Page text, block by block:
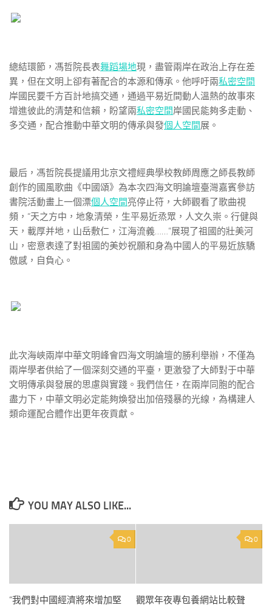
總結環節，馮哲院長表舞蹈場地現，盡管兩岸在政治上存在差
異，但在文明上卻有著配合的本源和傳承。他呼吁兩私密空間
岸國民要千方百計地搞交通，通過平易近間動人溫熱的故事來
增進彼此的清楚和信賴，盼望兩私密空間岸國民能夠多走動、
多交通，配合推動中華文明的傳承與發個人空間展。
最后，馮哲院長提議用北京文禮經典學校教師周應之師長教師
創作的國風歌曲《中國頌》為本次四海文明論壇臺灣嘉賓參訪
書院活動畫上一個漂個人空間亮停止符，大師觀看了歌曲視
頻，“天之方中，地象清榮，生平易近烝眾，人文久崇。行健與
天，載厚并地，山岳敷仁，江海流義……”展現了祖國的壯美河
山，密意表達了對祖國的美妙祝願和身為中國人的平易近族驕
傲感，自負心。
此次海峽兩岸中華文明峰會四海文明論壇的勝利舉辦，不僅為
兩岸學者供給了一個深刻交通的平臺，更激發了大師對于中華
文明傳承與發展的思慮與實踐。我們信任，在兩岸同胞的配合
盡力下，中華文明必定能夠煥發出加倍殘暴的光線，為構建人
類命運配合體作出更年夜貢獻。
YOU MAY ALSO LIKE...
0
“我們對中國經濟將來增加堅
0
觀眾年夜專包養網站比較聲